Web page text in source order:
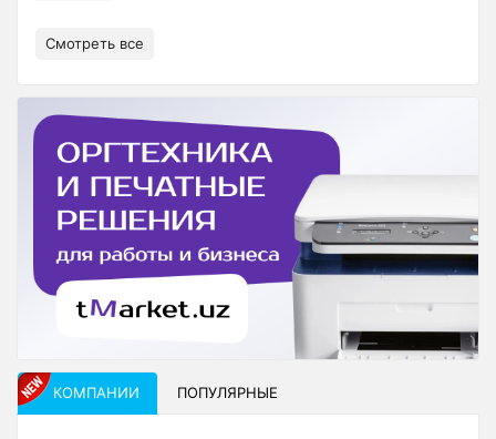
Смотреть все
КОМПАНИИ ПОПУЛЯРНЫЕ